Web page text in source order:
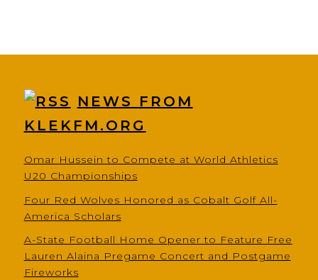
NEWS FROM
KLEKFM.ORG
Omar Hussein to Compete at World Athletics
U20 Championships
Four Red Wolves Honored as Cobalt Golf All-
America Scholars
A-State Football Home Opener to Feature Free
Lauren Alaina Pregame Concert and Postgame
Fireworks